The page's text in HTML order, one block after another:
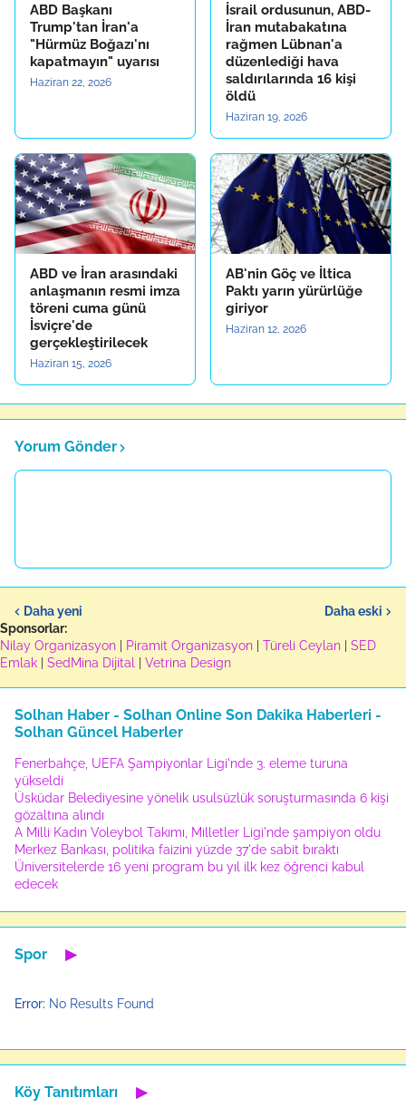
ABD Başkanı
Trump'tan İran'a
"Hürmüz Boğazı'nı
kapatmayın" uyarısı
Haziran 22, 2026
İsrail ordusunun, ABD-
İran mutabakatına
rağmen Lübnan'a
düzenlediği hava
saldırılarında 16 kişi
öldü
Haziran 19, 2026
ABD ve İran arasındaki
anlaşmanın resmi imza
töreni cuma günü
İsviçre'de
gerçekleştirilecek
Haziran 15, 2026
AB'nin Göç ve İltica
Paktı yarın yürürlüğe
giriyor
Haziran 12, 2026
Yorum Gönder
Daha yeni
Daha eski
Sponsorlar:
Nilay Organizasyon
Piramit Organizasyon Türeli Ceylan
SED
Emlak
SedMina Dijital Vetrina Design
Solhan Haber - Solhan Online Son Dakika Haberleri -
Solhan Güncel Haberler
Fenerbahçe, UEFA Şampiyonlar Ligi'nde 3. eleme turuna
yükseldi
Üsküdar Belediyesine yönelik usulsüzlük soruşturmasında 6 kişi
gözaltına alındı
A Milli Kadın Voleybol Takımı, Milletler Ligi'nde şampiyon oldu
Merkez Bankası, politika faizini yüzde 37'de sabit bıraktı
Üniversitelerde 16 yeni program bu yıl ilk kez öğrenci kabul
edecek
Spor ▶
Error: No Results Found
Köy Tanıtımları ▶